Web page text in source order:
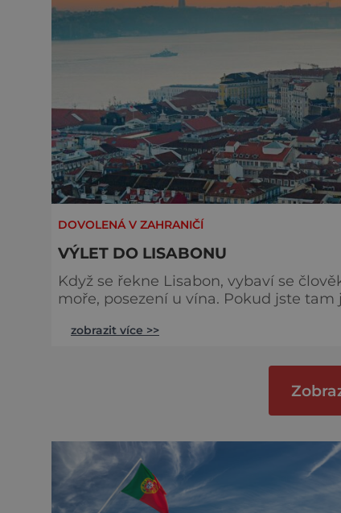
DOVOLENÁ V ZAHRANIČÍ
VÝLET DO LISABONU
Když se řekne Lisabon, vybaví se
moře, posezení u vína. Pokud jste
objevitelské plavby. Dnes je město v
zobrazit více >>